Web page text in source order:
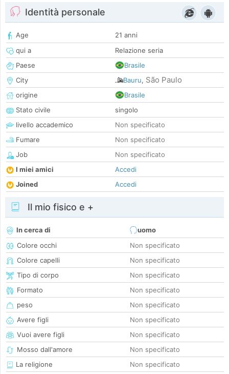
Identità personale
Age
21 anni
qui a
Relazione seria
Paese
Brasile
City
Bauru, São Paulo
origine
Brasile
Stato civile
singolo
livello accademico
Non specificato
Fumare
Non specificato
Job
Non specificato
I miei amici
Accedi
Joined
Accedi
Il mio fisico e +
In cerca di
uomo
Colore occhi
Non specificato
Colore capelli
Non specificato
Tipo di corpo
Non specificato
Formato
Non specificato
peso
Non specificato
Avere figli
Non specificato
Vuoi avere figli
Non specificato
Mosso dall'amore
Non specificato
La religione
Non specificato